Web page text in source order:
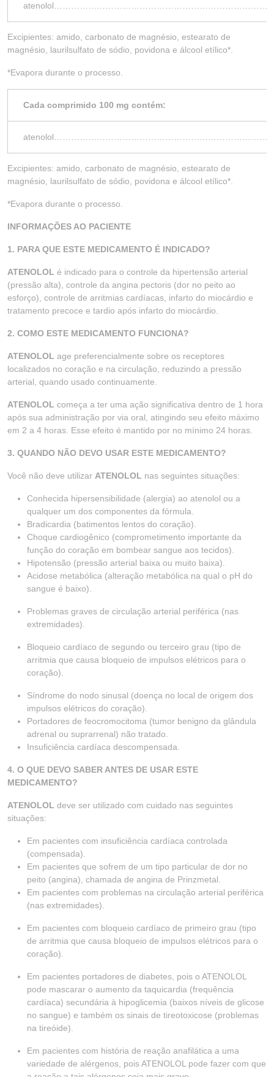
Excipientes: amido, carbonato de magnésio, estearato de
magnésio, laurilsulfato de sódio, povidona e álcool etílico*.
*Evapora durante o processo.
Cada comprimido 100 mg contém:
Excipientes: amido, carbonato de magnésio, estearato de
magnésio, laurilsulfato de sódio, povidona e álcool etílico*.
*Evapora durante o processo.
INFORMAÇÕES AO PACIENTE
1. PARA QUE ESTE MEDICAMENTO É INDICADO?
ATENOLOL é indicado para o controle da hipertensão arterial
(pressão alta), controle da angina pectoris (dor no peito ao
esforço), controle de arritmias cardíacas, infarto do miocárdio e
tratamento precoce e tardio após infarto do miocárdio.
2. COMO ESTE MEDICAMENTO FUNCIONA?
ATENOLOL age preferencialmente sobre os receptores
localizados no coração e na circulação, reduzindo a pressão
arterial, quando usado continuamente.
ATENOLOL começa a ter uma ação significativa dentro de 1 hora
após sua administração por via oral, atingindo seu efeito máximo
em 2 a 4 horas. Esse efeito é mantido por no mínimo 24 horas.
3. QUANDO NÃO DEVO USAR ESTE MEDICAMENTO?
Você não deve utilizar ATENOLOL nas seguintes situações:
Conhecida hipersensibilidade (alergia) ao atenolol ou a
qualquer um dos componentes da fórmula.
Bradicardia (batimentos lentos do coração).
Choque cardiogênico (comprometimento importante da
função do coração em bombear sangue aos tecidos).
Hipotensão (pressão arterial baixa ou muito baixa).
Acidose metabólica (alteração metabólica na qual o pH do
sangue é baixo).
Problemas graves de circulação arterial periférica (nas
extremidades).
Bloqueio cardíaco de segundo ou terceiro grau (tipo de
arritmia que causa bloqueio de impulsos elétricos para o
coração).
Síndrome do nodo sinusal (doença no local de origem dos
impulsos elétricos do coração).
Portadores de feocromocitoma (tumor benigno da glândula
adrenal ou suprarrenal) não tratado.
Insuficiência cardíaca descompensada.
4. O QUE DEVO SABER ANTES DE USAR ESTE
MEDICAMENTO?
ATENOLOL deve ser utilizado com cuidado nas seguintes
situações:
Em pacientes com insuficiência cardíaca controlada
(compensada).
Em pacientes que sofrem de um tipo particular de dor no
peito (angina), chamada de angina de Prinzmetal.
Em pacientes com problemas na circulação arterial periférica
(nas extremidades).
Em pacientes com bloqueio cardíaco de primeiro grau (tipo
de arritmia que causa bloqueio de impulsos elétricos para o
coração).
Em pacientes portadores de diabetes, pois o ATENOLOL
pode mascarar o aumento da taquicardia (frequência
cardíaca) secundária à hipoglicemia (baixos níveis de glicose
no sangue) e também os sinais de tireotoxicose (problemas
na tireóide).
Em pacientes com história de reação anafilática a uma
variedade de alérgenos, pois ATENOLOL pode fazer com que